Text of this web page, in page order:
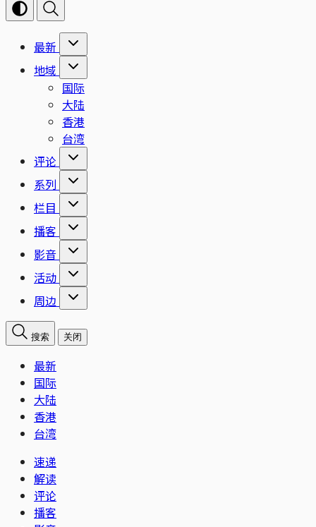
最新
地域
国际
大陆
香港
台湾
评论
系列
栏目
播客
影音
活动
周边
搜索 关闭
最新
国际
大陆
香港
台湾
速递
解读
评论
播客